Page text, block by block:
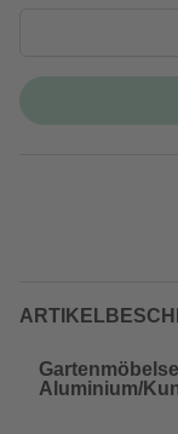
Aluminium/